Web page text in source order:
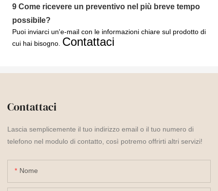
9 Come ricevere un preventivo nel più breve tempo
possibile?
Puoi inviarci un'e-mail con le informazioni chiare sul prodotto di
cui hai bisogno. Contattaci
Contattaci
Lascia semplicemente il tuo indirizzo email o il tuo numero di
telefono nel modulo di contatto, così potremo offrirti altri servizi!
Nome